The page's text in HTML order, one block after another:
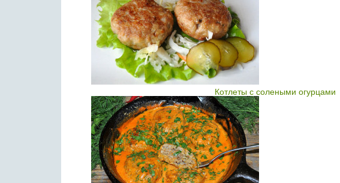
Котлеты с солеными огурцами